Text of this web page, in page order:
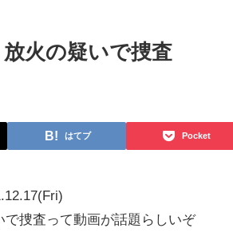
火の疑いで捜査
はてブ Pocket
捜査って動画が話題らしいぞ